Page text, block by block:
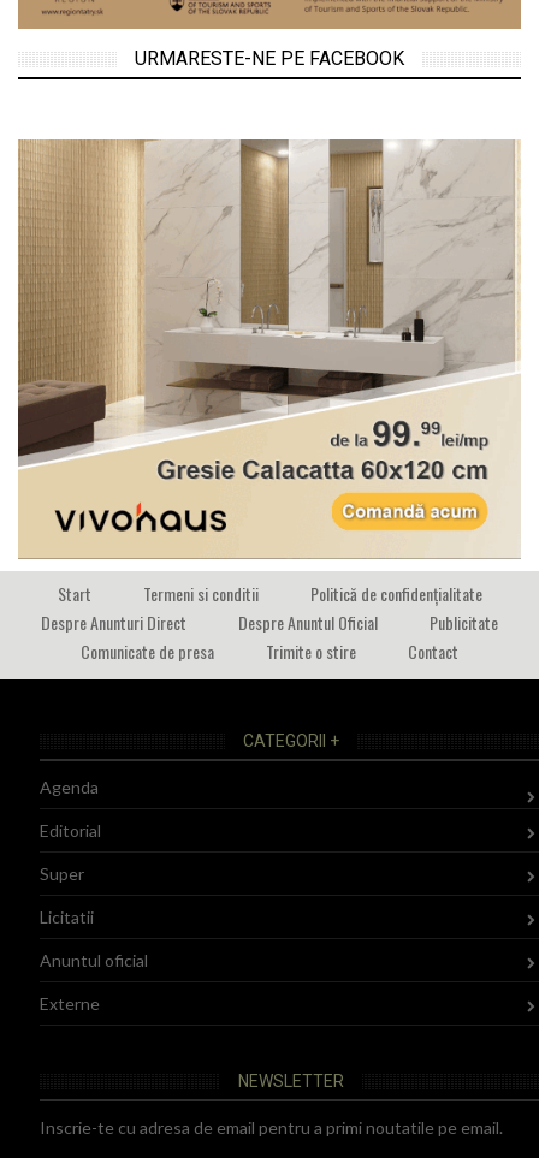
URMARESTE-NE PE FACEBOOK
Start Termeni si conditii
Politică de confidențialitate
Despre Anunturi Direct
Despre Anuntul Oficial
Publicitate
Comunicate de presa
Trimite o stire Contact
CATEGORII +
Agenda
Editorial
Super
Licitatii
Anuntul oficial
Externe
NEWSLETTER
Inscrie-te cu adresa de email pentru a primi noutatile pe email.